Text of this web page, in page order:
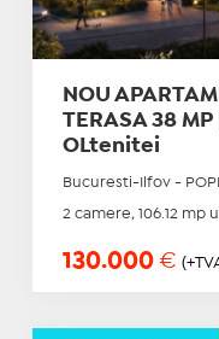
NOU
TERASA 38 MP
OLtenitei
Bucuresti-Ilfov -
2 camere, 106.12 mp
130.000 €